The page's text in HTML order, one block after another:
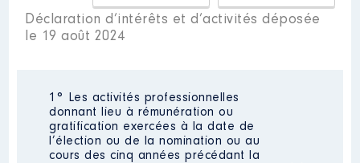
Déclaration d’intérêts et d’activités déposée
le 19 août 2024
1° Les activités professionnelles
donnant lieu à rémunération ou
gratification exercées à la date de
l’élection ou de la nomination ou au
cours des cinq années précédant la